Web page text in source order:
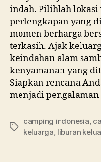
indah. Pilihlah lokasi
perlengkapan yang
momen berharga
terkasih. Ajak
keindahan alam
kenyamanan yang
Siapkan rencana
menjadi
o
Tags
camping indonesia,
keluarga, liburan